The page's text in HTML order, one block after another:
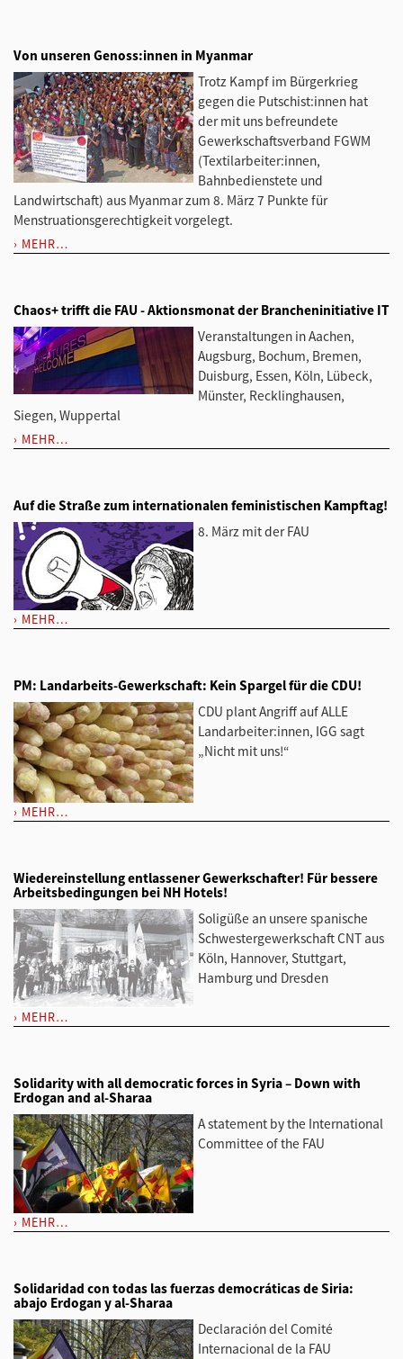
Von unseren Genoss:innen in Myanmar
Trotz Kampf im Bürgerkrieg
gegen die Putschist:innen hat
der mit uns befreundete
Gewerkschaftsverband FGWM
(Textilarbeiter:innen,
Bahnbedienstete und
Landwirtschaft) aus Myanmar zum 8. März 7 Punkte für
Menstruationsgerechtigkeit vorgelegt.
MEHR…
Chaos+ trifft die FAU - Aktionsmonat der Brancheninitiative IT
Veranstaltungen in Aachen,
Augsburg, Bochum, Bremen,
Duisburg, Essen, Köln, Lübeck,
Münster, Recklinghausen,
Siegen, Wuppertal
MEHR…
Auf die Straße zum internationalen feministischen Kampftag!
8. März mit der FAU
MEHR…
PM: Landarbeits-Gewerkschaft: Kein Spargel für die CDU!
CDU plant Angriff auf ALLE
Landarbeiter:innen, IGG sagt
„Nicht mit uns!“
MEHR…
Wiedereinstellung entlassener Gewerkschafter! Für bessere
Arbeitsbedingungen bei NH Hotels!
Soligüße an unsere spanische
Schwestergewerkschaft CNT aus
Köln, Hannover, Stuttgart,
Hamburg und Dresden
MEHR…
Solidarity with all democratic forces in Syria – Down with
Erdogan and al-Sharaa
A statement by the International
Committee of the FAU
MEHR…
Solidaridad con todas las fuerzas democráticas de Siria:
abajo Erdogan y al-Sharaa
Declaración del Comité
Internacional de la FAU